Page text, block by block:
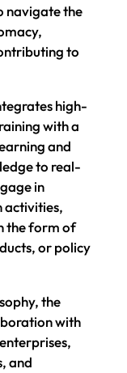
navigate the
to
high-
with a
and
to real-
in
activities,
the form of
or policy
the
with
and